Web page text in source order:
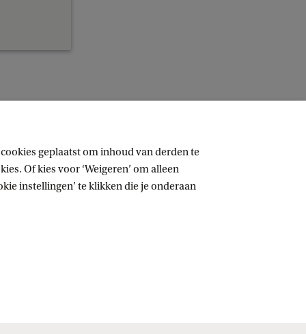
geplaatst om inhoud van derden te
Of kies voor ‘Weigeren’ om alleen
instellingen’ te klikken die je onderaan